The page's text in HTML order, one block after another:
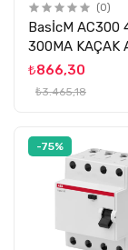
(0)
BasİcM AC300
300MA KAÇAK
ROLESİ ABB
₺866,30
₺3.465,18
-75%